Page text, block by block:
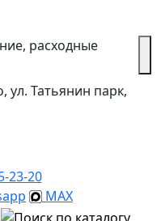
расходные
ул. Татьянин парк,
23-20
MAX